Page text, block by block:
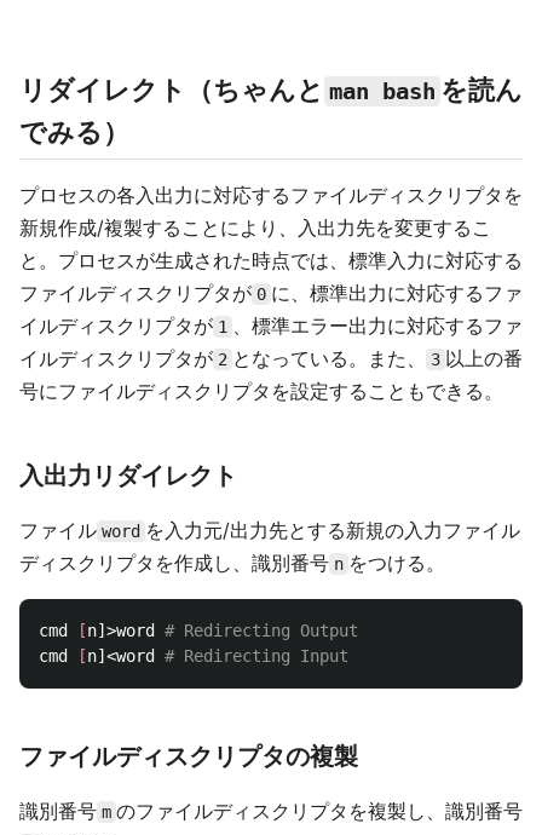
リダイレクト（ちゃんと man bash を読ん
でみる）
プロセスの各入出力に対応するファイルディスクリプタを
新規作成/複製することにより、入出力先を変更するこ
と。プロセスが生成された時点では、標準入力に対応する
ファイルディスクリプタが 0 に、標準出力に対応するファ
イルディスクリプタが 1 、標準エラー出力に対応するファ
イルディスクリプタが 2 となっている。また、 3 以上の番
号にファイルディスクリプタを設定することもできる。
入出力リダイレクト
ファイル word を入力元/出力先とする新規の入力ファイル
ディスクリプタを作成し、識別番号 n をつける。
cmd [n]>word # Redirecting Output
cmd
[n]<word # Redirecting Input
ファイルディスクリプタの複製
識別番号 m のファイルディスクリプタを複製し、識別番号